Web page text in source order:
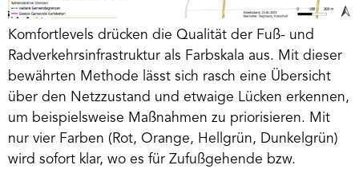
Komfortlevels drücken die Qualität der Fuß- und
Radverkehrsinfrastruktur als Farbskala aus. Mit dieser
bewährten Methode lässt sich rasch eine Übersicht
über den Netzzustand und etwaige Lücken erkennen,
um beispielsweise Maßnahmen zu priorisieren. Mit
nur vier Farben (Rot, Orange, Hellgrün, Dunkelgrün)
wird sofort klar, wo es für Zufußgehende bzw.